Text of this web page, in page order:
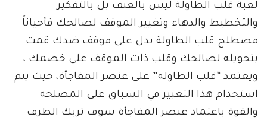
لعبة قلب الطاولة ليس بالعنف بل بالتفكير
والتخطيط والدهاء وتغيير الموقف لصالحك فأحياناً
مصطلح قلب الطاولة يدل على موقف ضدك قمت
بتحويله لصالحك وقلب ذات الموقف على خصمك ،
ويعتمد “قلب الطاولة” على عنصر المفاجأة، حيث يتم
استخدام هذا التعبير في السباق على المصلحة
والقوة باعتماد عنصر المفاجأة سوف تربك الطرف